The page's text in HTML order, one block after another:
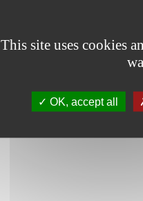
This site uses cookies
OK, accept all